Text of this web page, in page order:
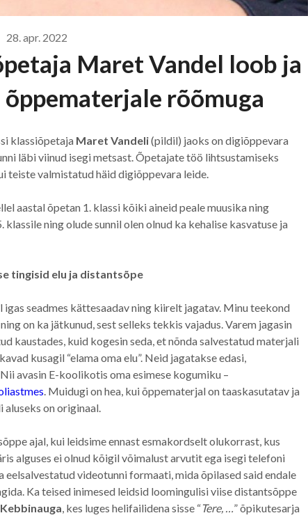
28. apr. 2022
Maret Vandel loob ja
rõõmuga
klassiõpetaja Maret Vandeli(pildil) jaoks on digiõppevara
läbi viinud isegi metsast. Õpetajate töö lihtsustamiseks
teiste valmistatud häid digiõppevara leide.
aastal õpetan 1. klassi kõiki aineid peale muusika ning
ning olude sunnil olen olnud ka kehalise kasvatuse ja
tingisid elu ja distantsõpe
seadmes kättesaadav ning kiirelt jagatav. Minu teekond
on ka jätkunud, sest selleks tekkis vajadus. Varem jagasin
kaustades, kuid kogesin seda, et nõnda salvestatud materjali
kusagil “elama oma elu”. Neid jagatakse edasi,
avasin E-koolikotis oma esimese kogumiku –
. Muidugi on hea, kui õppematerjal on taaskasutatav ja
aluseks on originaal.
ajal, kui leidsime ennast esmakordselt olukorrast, kus
alguses ei olnud kõigil võimalust arvutit ega isegi telefoni
eelsalvestatud videotunni formaati, mida õpilased said endale
Ka teised inimesed leidsid loomingulisi viise distantsõppe
, kes luges helifailidena sisse “Tere, …” õpikutesarja